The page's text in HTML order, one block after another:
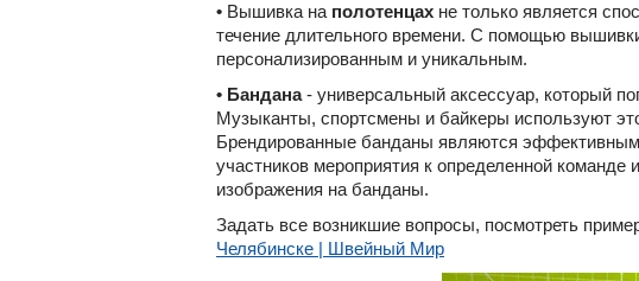
• Вышивка на полотенцах не только является
течение длительного времени. С помощью
персонализированным и уникальным.
• Бандана- универсальный аксессуар, который
Музыканты, спортсмены и байкеры используют
Брендированные банданы являются эффективным
участников мероприятия к определенной
изображения на банданы.
Задать все возникшие вопросы, посмотреть
Челябинске | Швейный Мир